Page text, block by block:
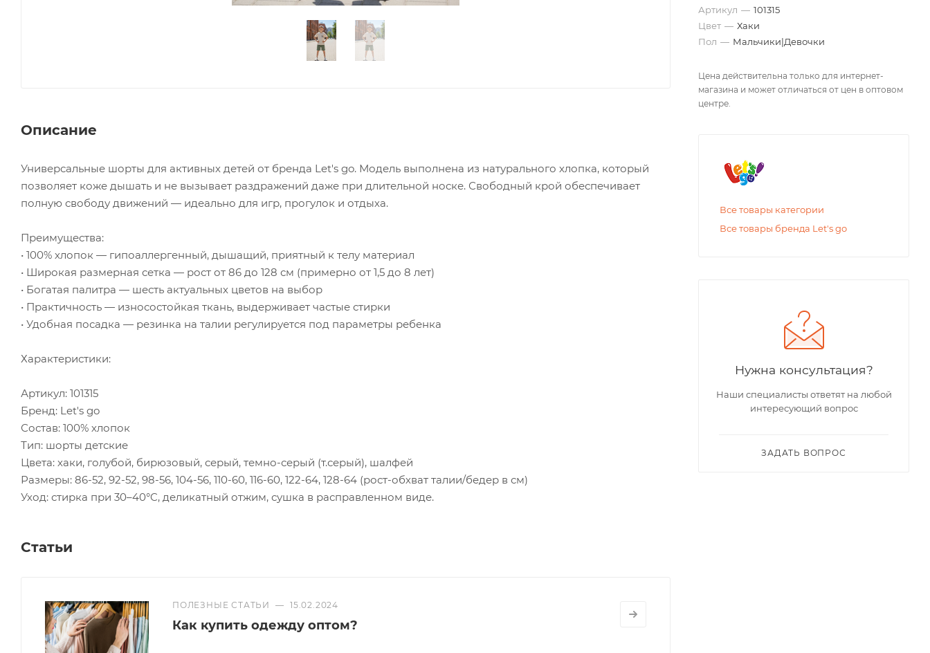
Описание
Универсальные шорты для активных детей от бренда Let's go. Модель выполнена из натурального хлопка, который
позволяет коже дышать и не вызывает раздражений даже при длительной носке. Свободный крой обеспечивает
полную свободу движений — идеально для игр, прогулок и отдыха.
Преимущества:
• 100% хлопок — гипоаллергенный, дышащий, приятный к телу материал
• Широкая размерная сетка — рост от 86 до 128 см (примерно от 1,5 до 8 лет)
• Богатая палитра — шесть актуальных цветов на выбор
• Практичность — износостойкая ткань, выдерживает частые стирки
• Удобная посадка — резинка на талии регулируется под параметры ребенка
Характеристики:
Артикул: 101315
Бренд: Let's go
Состав: 100% хлопок
Тип: шорты детские
Цвета: хаки, голубой, бирюзовый, серый, темно-серый (т.серый), шалфей
Размеры: 86-52, 92-52, 98-56, 104-56, 110-60, 116-60, 122-64, 128-64 (рост-обхват талии/бедер в см)
Уход: стирка при 30–40°C, деликатный отжим, сушка в расправленном виде.
Статьи
ПОЛЕЗНЫЕ СТАТЬИ — 15.02.2024
Как купить одежду оптом?
Артикул — 101315
Цвет — Хаки
Пол — Мальчики|Девочки
Цена действительна только для интернет-
магазина и может отличаться от цен в оптовом
центре.
Все товары категории
Все товары бренда Let's go
Нужна консультация?
Наши специалисты ответят на любой
интересующий вопрос
ЗАДАТЬ ВОПРОС